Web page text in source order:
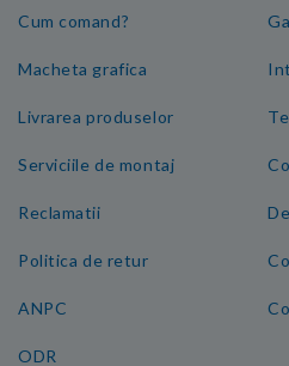
Cum comand?
Macheta grafica
Livrarea produselor
Serviciile de montaj
Reclamatii
Politica de retur
ANPC
ODR